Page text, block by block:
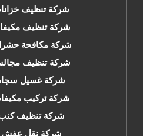
شركة تنظيف
شركة تنظيف
شركة مكافحة
شركة تنظيف
شركة غسيل سجاد
شركة تركيب
شركة تنظيف كنب
شركة نقل عفش